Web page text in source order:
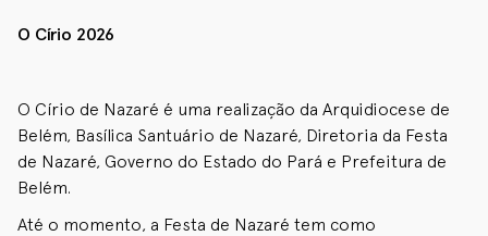
O Círio 2026
O Círio de Nazaré é uma realização da Arquidiocese de
Belém, Basílica Santuário de Nazaré, Diretoria da Festa
de Nazaré, Governo do Estado do Pará e Prefeitura de
Belém.
Até o momento, a Festa de Nazaré tem como